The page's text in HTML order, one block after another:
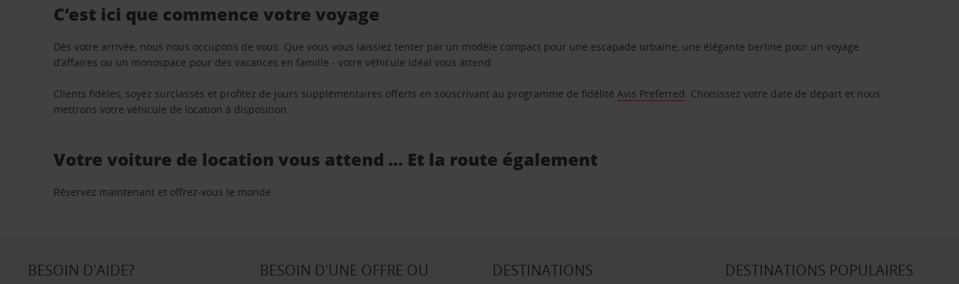
C’est ici que commence votre voyage
Dès votre arrivée, nous nous occupons de vous. Que vous vous laissiez tenter par un modèle compact pour une escapade urbaine, une élégante berline pour un voyage
d’affaires ou un monospace pour des vacances en famille - votre véhicule idéal vous attend.
Clients fidèles, soyez surclassés et profitez de jours supplémentaires offerts en souscrivant au programme de fidélitéAvis Preferred. Choisissez votre date de départ et nous
mettrons votre véhicule de location à disposition.
Votre voiture de location vous attend … Et la route également
Réservez maintenant et offrez-vous le monde.
BESOIN D'AIDE?
BESOIN D'UNE OFFRE OU
DESTINATIONS
DESTINATIONS POPULAIRES